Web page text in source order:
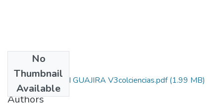
No
Thumbnail
Available
1591-PLAN CTEI GUAJIRA V3colciencias.pdf(1.99 MB)
Authors